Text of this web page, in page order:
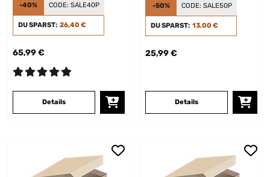
-40% CODE: SALE40P
DU SPARST: 26,40 €
65,99 €
Details
-50% CODE: SALE50P
DU SPARST: 13,00 €
25,99 €
Details